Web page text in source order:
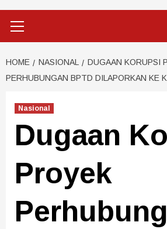
HOME NASIONAL
DUGAAN KORUPSI
PERHUBUNGAN BPTD DILAPORKAN KE
Nasional
Dugaan
Proyek